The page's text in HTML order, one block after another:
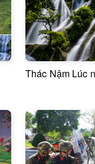
Thác Nậm Lúc